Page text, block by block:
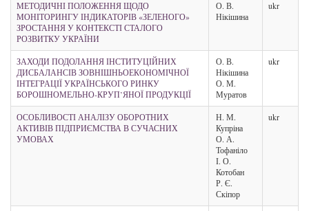
МЕТОДИЧНІ ПОЛОЖЕННЯ ЩОДО
МОНІТОРИНГУ ІНДИКАТОРІВ «ЗЕЛЕНОГО»
ЗРОСТАННЯ У КОНТЕКСТІ СТАЛОГО
РОЗВИТКУ УКРАЇНИ
О. В.
Нікішина
ukr
ЗАХОДИ ПОДОЛАННЯ ІНСТИТУЦІЙНИХ
ДИСБАЛАНСІВ ЗОВНІШНЬОЕКОНОМІЧНОЇ
ІНТЕГРАЦІЇ УКРАЇНСЬКОГО РИНКУ
БОРОШНОМЕЛЬНО-КРУП’ЯНОЇ ПРОДУКЦІЇ
О. В.
Нікішина
О. М.
Муратов
ukr
ОСОБЛИВОСТІ АНАЛІЗУ ОБОРОТНИХ
АКТИВІВ ПІДПРИЄМСТВА В СУЧАСНИХ
УМОВАХ
Н. М.
Купріна
О. А.
Тофаніло
І. О.
Котобан
Р. Є.
Скіпор
ukr